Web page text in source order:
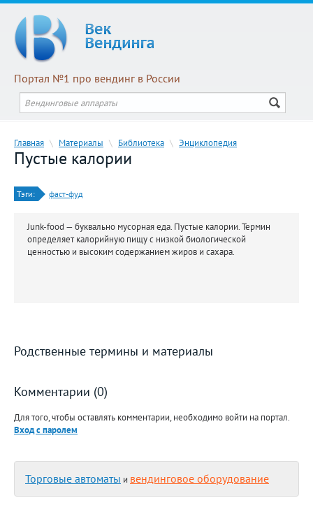
Портал №1 про вендинг в России
Главная \ Материалы \ Библиотека \ Энциклопедия
Пустые калории
Тэги: фаст-фуд
Junk-food — буквально мусорная еда. Пустые калории. Термин
определяет калорийную пищу с низкой биологической
ценностью и высоким содержанием жиров и сахара.
Родственные термины и материалы
Комментарии (0)
Для того, чтобы оставлять комментарии, необходимо войти на портал.
Вход с паролем
Торговые автоматы и вендинговое оборудование